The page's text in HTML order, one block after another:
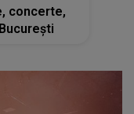
concerte,